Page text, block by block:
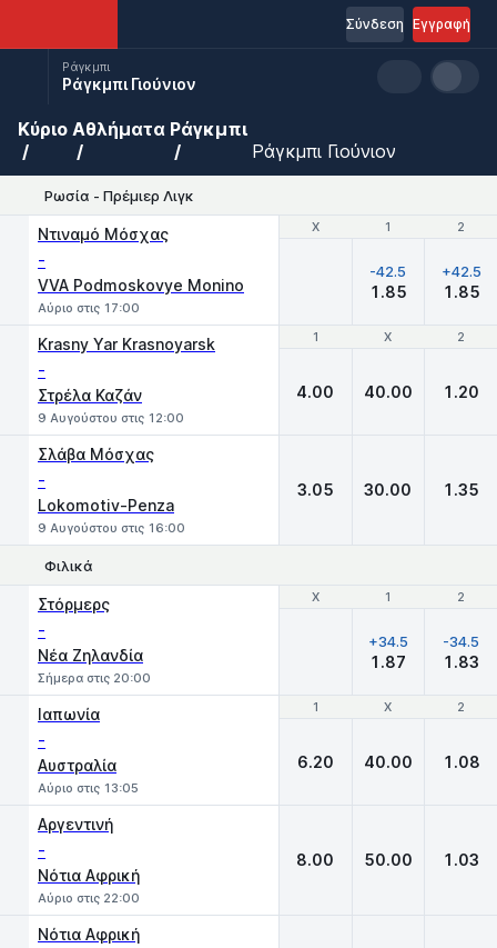
Εγγραφή
Σύνδεση
Ράγκμπι
Ράγκμπι Γιούνιον
Κύριο Αθλήματα Ράγκμπι
Ράγκμπι Γιούνιον
Ρωσία - Πρέμιερ Λιγκ
Χ 1 2
Ντιναμό Μόσχας
-
VVA Podmoskovye Monino
Αύριο στις 17:00
Χ 1 2
-42.5
1.85
+42.5
1.85
1 X 2
Krasny Yar Krasnoyarsk
-
Στρέλα Καζάν
9 Αυγούστου στις 12:00
1 X 2
4.00 40.00 1.20
Σλάβα Μόσχας
-
Lokomotiv-Penza
9 Αυγούστου στις 16:00
3.05 30.00 1.35
Φιλικά
Χ 1 2
Στόρμερς
-
Νέα Ζηλανδία
Σήμερα στις 20:00
Χ 1 2
+34.5
1.87
-34.5
1.83
1 X 2
Ιαπωνία
-
Αυστραλία
Αύριο στις 13:05
1 X 2
6.20 40.00 1.08
Αργεντινή
-
Νότια Αφρική
Αύριο στις 22:00
8.00 50.00 1.03
Νότια Αφρική